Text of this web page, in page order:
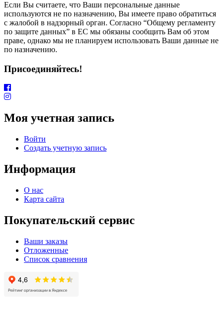
Если Вы считаете, что Ваши персональные данные
используются не по назначению, Вы имеете право обратиться
с жалобой в надзорный орган. Согласно “Общему регламенту
по защите данных” в ЕС мы обязаны сообщить Вам об этом
праве, однако мы не планируем использовать Ваши данные не
по назначению.
Присоединяйтесь!
Моя учетная запись
Войти
Создать учетную запись
Информация
О нас
Карта сайта
Покупательский сервис
Ваши заказы
Отложенные
Список сравнения